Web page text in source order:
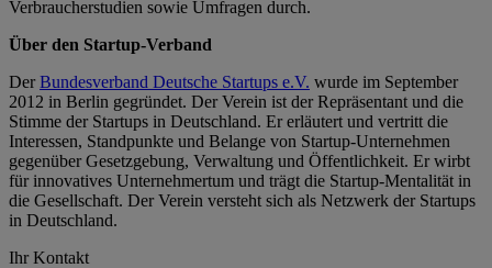
Verbraucherstudien sowie Umfragen durch.
Über den Startup-Verband
DerBundesverband Deutsche Startups e.V. wurde im September
2012 in Berlin gegründet. Der Verein ist der Repräsentant und die
Stimme der Startups in Deutschland. Er erläutert und vertritt die
Interessen, Standpunkte und Belange von Startup-Unternehmen
gegenüber Gesetzgebung, Verwaltung und Öffentlichkeit. Er wirbt
für innovatives Unternehmertum und trägt die Startup-Mentalität in
die Gesellschaft. Der Verein versteht sich als Netzwerk der Startups
in Deutschland.
Ihr Kontakt